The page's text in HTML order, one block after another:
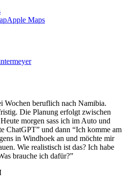
Apple Maps
Wochen beruflich nach Namibia.
Die Planung erfolgt zwischen
morgen sass ich im Auto und
ChatGPT” und dann “Ich komme am
in Windhoek an und möchte mir
Wie realistisch ist das? Ich habe
brauche ich dafür?”